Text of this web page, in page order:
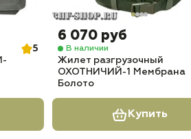
5
6 070 руб
В наличии
Жилет разгрузочный
ОХОТНИЧИЙ-1 Мембрана
Болото
Купить